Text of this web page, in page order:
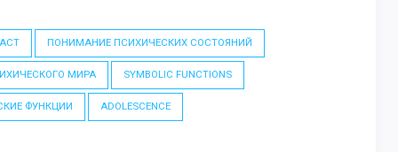
ПОНИМАНИЕ ПСИХИЧЕСКИХ СОСТОЯНИЙ
МИРА SYMBOLIC FUNCTIONS
ФУНКЦИИ ADOLESCENCE